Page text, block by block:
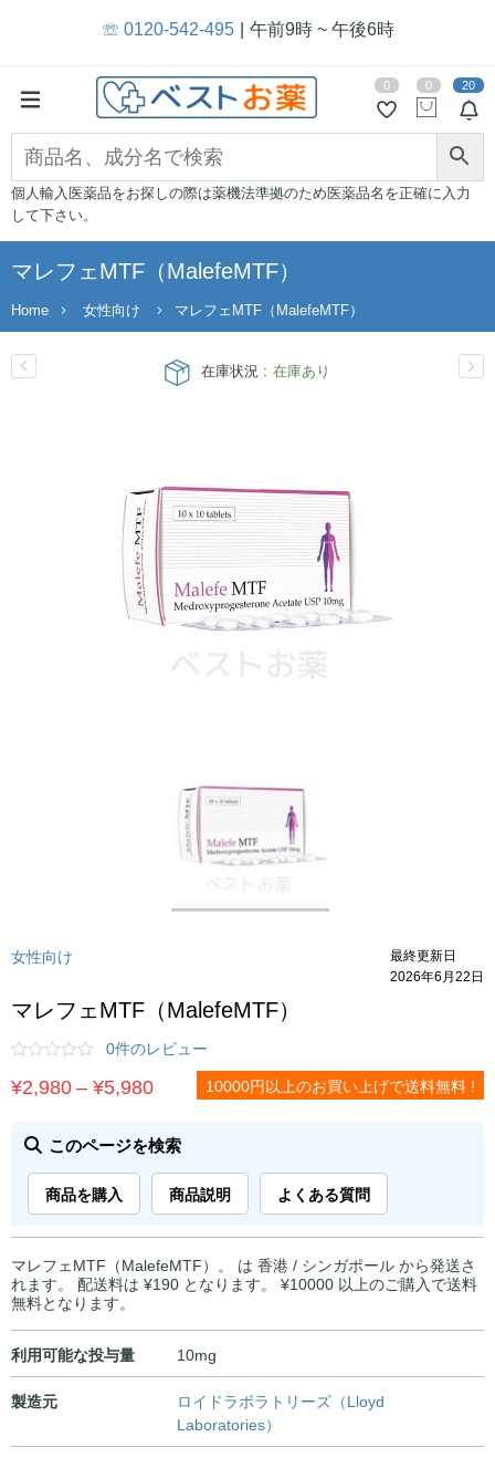
☏ 0120-542-495 午前9時 ~ 午後6時
20
0 0
個人輸入医薬品をお探しの際は薬機法準拠のため医薬品名を正確に入力
して下さい。
マレフェMTF（MalefeMTF）
Home 女性向け マレフェMTF（MalefeMTF）
在庫状況 : 在庫あり
女性向け
最終更新日
2026年6月22日
マレフェMTF（MalefeMTF）
0件のレビュー
¥2,980–¥5,980価
帯:
¥2,980
¥5,980
10000円以上のお買い上げで送料無料 !
このページを検索
商品を購入 商品説明 よくある質問
マレフェMTF（MalefeMTF）。 は 香港 / シンガポール から発送さ
れます。 配送料は ¥190 となります。 ¥10000 以上のご購入で送料
無料となります。
利用可能な投与量 10mg
製造元
ロイドラボラトリーズ（Lloyd
Laboratories）